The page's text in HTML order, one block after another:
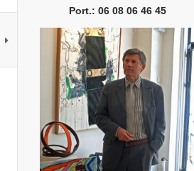
Port.: 06 08 06 46 45